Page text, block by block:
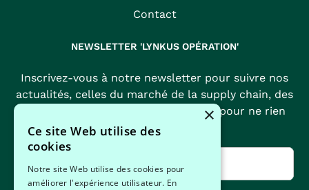
Contact
NEWSLETTER 'LYNKUS OPÉRATION'
Inscrivez-vous à notre newsletter pour suivre nos
actualités, celles du marché de la supply chain, des
achats et des opérations et surtout pour ne rien
manquer de nos offres !
×
Ce site Web utilise des
cookies
Notre site Web utilise des cookies pour
améliorer l'expérience utilisateur. En